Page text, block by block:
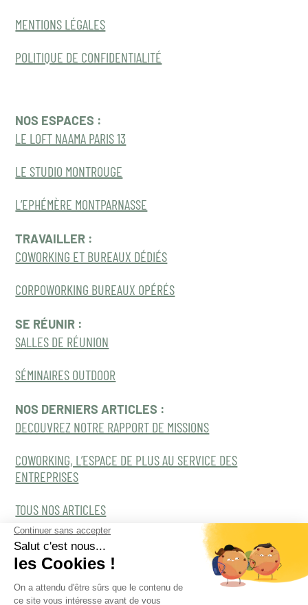
MENTIONS LÉGALES
POLITIQUE DE CONFIDENTIALITÉ
NOS ESPACES :
LE LOFT NAAMA PARIS 13
LE STUDIO MONTROUGE
L’EPHÉMÈRE MONTPARNASSE
TRAVAILLER :
COWORKING ET BUREAUX DÉDIÉS
CORPOWORKING BUREAUX OPÉRÉS
SE RÉUNIR :
SALLES DE RÉUNION
SÉMINAIRES OUTDOOR
NOS DERNIERS ARTICLES :
DECOUVREZ NOTRE RAPPORT DE MISSIONS
COWORKING, L’ESPACE DE PLUS AU SERVICE DES
ENTREPRISES
TOUS NOS ARTICLES
Tous droits réservés Naama 2022©